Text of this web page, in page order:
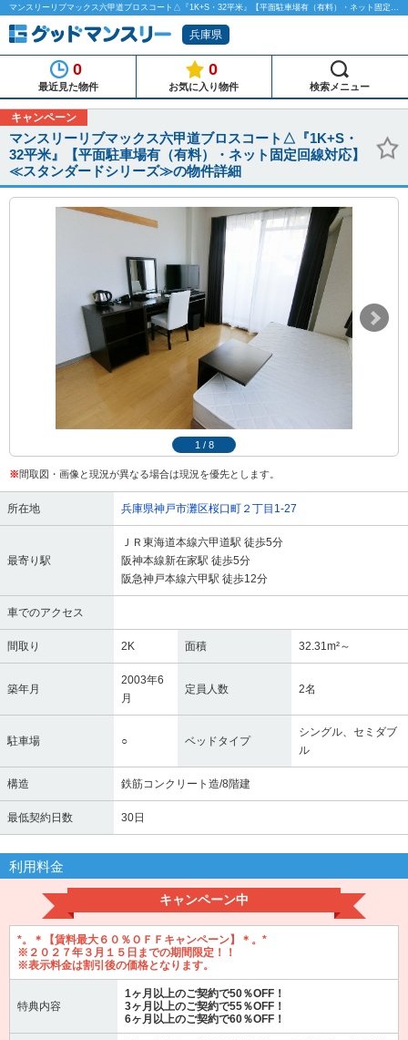
マンスリーリブマックス六甲道ブロスコート△『1K+S・32平米』【平面駐車場有（有料）・ネット固定回線対応】≪スタンダードシリーズ≫のマンスリーマンション物件詳細「グッドマンスリー」
兵庫県
0
最近見た物件
0
お気に入り物件 検索メニュー
キャンペーン
マンスリーリブマックス六甲道ブロスコート△『1K+S・
32平米』【平面駐車場有（有料）・ネット固定回線対応】
≪スタンダードシリーズ≫の物件詳細
1 / 8
※間取図・画像と現況が異なる場合は現況を優先とします。
所在地 兵庫県神戸市灘区桜口町２丁目1-27
最寄り駅
ＪＲ東海道本線六甲道駅 徒歩5分
阪神本線新在家駅 徒歩5分
阪急神戸本線六甲駅 徒歩12分
車でのアクセス
間取り 2K 面積 32.31m²～
築年月
2003年6
月
定員人数 2名
駐車場 ○ ベッドタイプ
シングル、セミダブ
ル
構造 鉄筋コンクリート造/8階建
最低契約日数 30日
利用料金
キャンペーン中
*。＊【賃料最大６０％ＯＦＦキャンペーン】＊。*
※２０２７年３月１５日までの期間限定！！
※表示料金は割引後の価格となります。
特典内容
1ヶ月以上のご契約で50％OFF！
3ヶ月以上のご契約で55％OFF！
6ヶ月以上のご契約で60％OFF！